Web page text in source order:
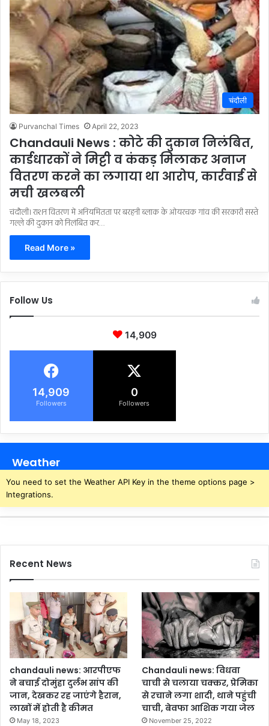
चंदौली
Purvanchal Times April 22, 2023
Chandauli News : कोटे की दुकान निलंबित,
कार्डधारकों ने मिट्टी व कंकड़ मिलाकर अनाज
वितरण करने का लगाया था आरोप, कार्रवाई से
मची खलबली
चंदौली। राशन वितरण में अनियमितता पर बरहनी ब्लाक के ओयरचक गांव की सरकारी सस्ते
गल्ले की दुकान को निलंबित कर…
Read More »
Follow Us
14,909
14,909
Followers
0
Followers
Weather
You need to set the Weather API Key in the theme options page >
Integrations.
Recent News
chandauli news: आरपीएफ
ने बचाई दोमुंहा दुर्लभ सांप की
जान, देखकर रह जाएंगे हैरान,
लाखों में होती है कीमत
May 18, 2023
Chandauli news: विधवा
चाची से चलाया चक्कर, प्रेमिका
से रचाने लगा शादी, थाने पहुंची
चाची, बेवफा आशिक गया जेल
November 25, 2022